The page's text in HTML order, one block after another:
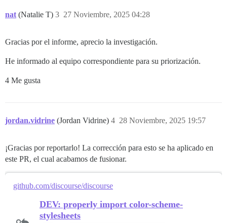
nat (Natalie T) 27 Noviembre, 2025 04:28
3
Gracias por el informe, aprecio la investigación.
He informado al equipo correspondiente para su priorización.
4 Me gusta
jordan.vidrine (Jordan Vidrine) 28 Noviembre, 2025 19:57
4
¡Gracias por reportarlo! La corrección para esto se ha aplicado en
este PR, el cual acabamos de fusionar.
github.com/discourse/discourse
DEV: properly import color-scheme-
stylesheets